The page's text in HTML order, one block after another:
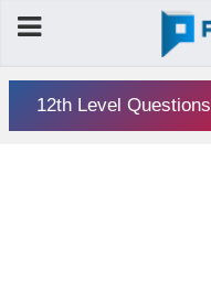
12th Level Questions